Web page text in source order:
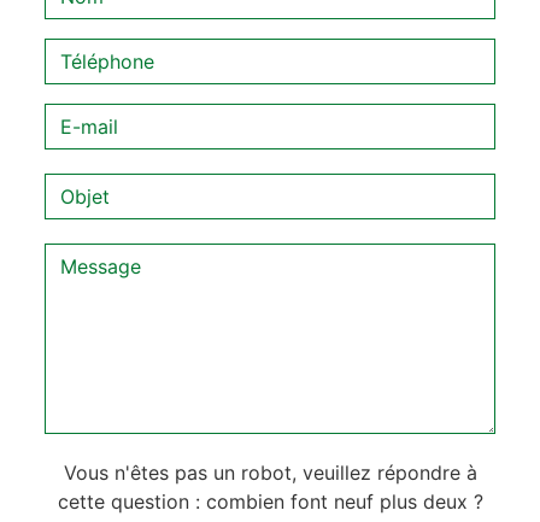
Vous n'êtes pas un robot, veuillez répondre à
cette question : combien font neuf plus deux ?